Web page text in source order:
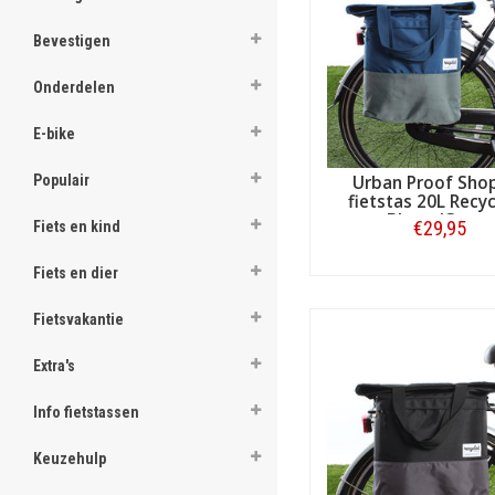
Bevestigen
Onderdelen
E-bike
Populair
Fiets en kind
Fiets en dier
Fietsvakantie
Extra's
Info fietstassen
Keuzehulp
Aldi fietstassen en
Kortom, als u op zoek
minimaal zo goed uit de
Urban Proof
fietstas 20L
Blauw/Groen
€29,95